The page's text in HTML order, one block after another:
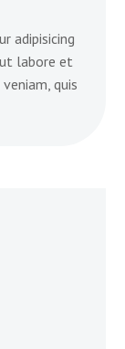
adipisicing
labore et
quis